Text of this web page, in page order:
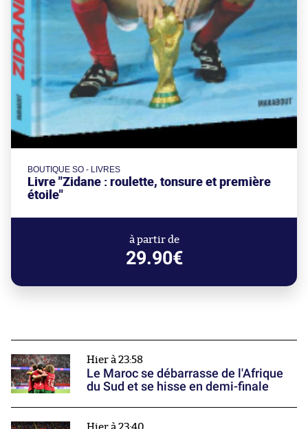
BOUTIQUE SO - LIVRES
Livre "Zidane : roulette, tonsure et première
étoile"
à partir de
29.90€
Hier à 23:58
Le Maroc se débarrasse de l'Afrique
du Sud et se hisse en demi-finale